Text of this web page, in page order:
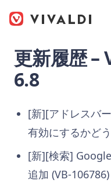
更新履歴 –
6.8
[新][アドレスバ
有効にするかど
[新][検索]
追加 (VB-106786)